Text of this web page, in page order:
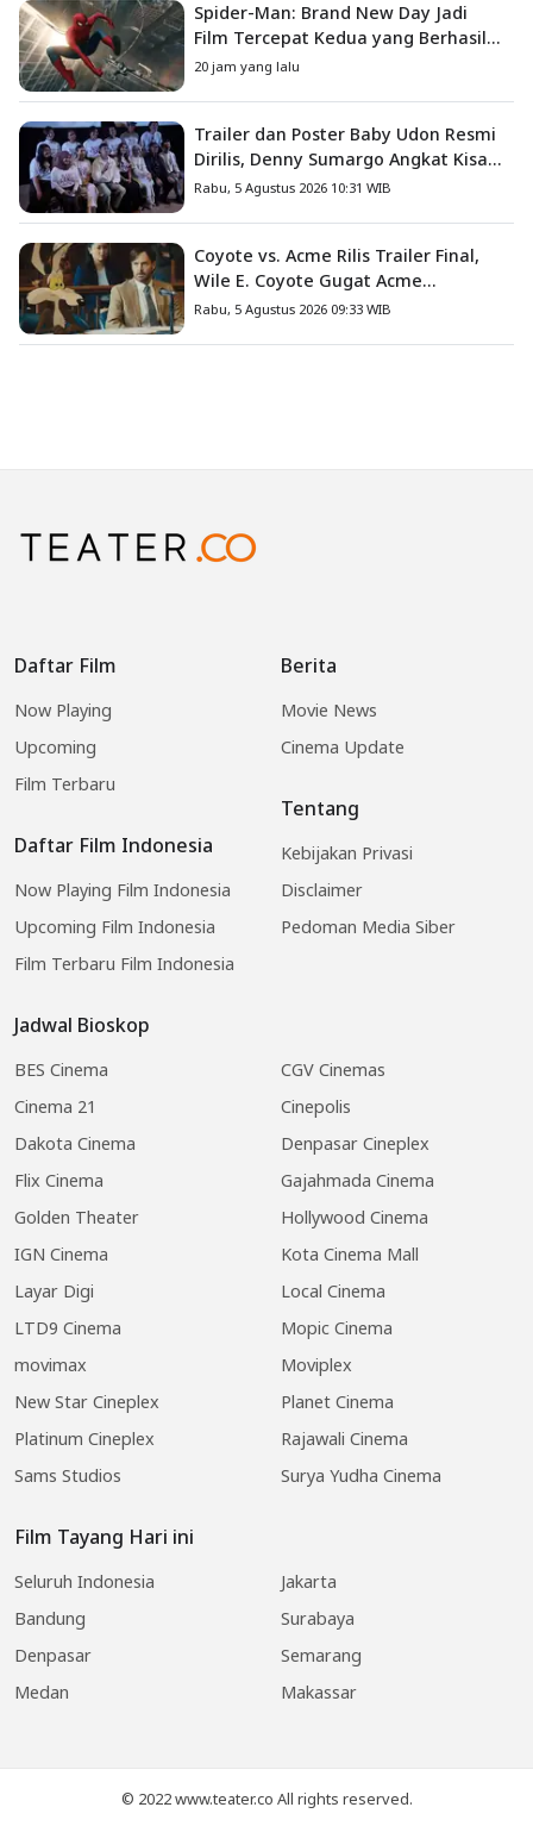
Spider-Man: Brand New Day Jadi
Film Tercepat Kedua yang Berhasil
Tembus US$1 Miliar
20 jam yang lalu
Trailer dan Poster Baby Udon Resmi
Dirilis, Denny Sumargo Angkat Kisah
Nyata Fanny Kondoh
Rabu, 5 Agustus 2026 10:31 WIB
Coyote vs. Acme Rilis Trailer Final,
Wile E. Coyote Gugat Acme
Corporation ke Pengadilan
Rabu, 5 Agustus 2026 09:33 WIB
Daftar Film
Now Playing
Upcoming
Film Terbaru
Daftar Film Indonesia
Now Playing Film Indonesia
Upcoming Film Indonesia
Film Terbaru Film Indonesia
Jadwal Bioskop
BES Cinema
CGV Cinemas
Cinema 21
Cinepolis
Dakota Cinema
Denpasar Cineplex
Flix Cinema
Gajahmada Cinema
Golden Theater
Hollywood Cinema
IGN Cinema
Kota Cinema Mall
Layar Digi
Local Cinema
LTD9 Cinema
Mopic Cinema
movimax
Moviplex
New Star Cineplex
Planet Cinema
Platinum Cineplex
Rajawali Cinema
Sams Studios
Surya Yudha Cinema
Film Tayang Hari ini
Seluruh Indonesia
Jakarta
Bandung
Surabaya
Denpasar
Semarang
Medan
Makassar
Berita
Movie News
Cinema Update
Tentang
Kebijakan Privasi
Disclaimer
Pedoman Media Siber
© 2022 www.teater.co All rights reserved.